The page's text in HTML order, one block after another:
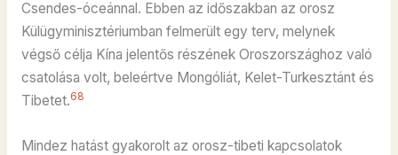
Csendes-óceánnal. Ebben az időszakban az orosz
Külügyminisztériumban felmerült egy terv, melynek
végső célja Kína jelentős részének Oroszországhoz való
csatolása volt, beleértve Mongóliát, Kelet-Turkesztánt és
Tibetet.68
Mindez hatást gyakorolt az orosz-tibeti kapcsolatok